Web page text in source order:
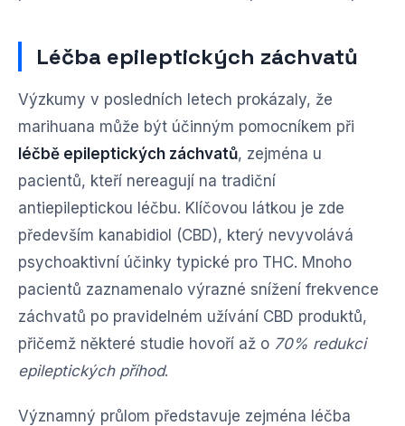
Léčba epileptických záchvatů
Výzkumy v posledních letech prokázaly, že
marihuana může být účinným pomocníkem při
léčbě epileptických záchvatů, zejména u
pacientů, kteří nereagují na tradiční
antiepileptickou léčbu. Klíčovou látkou je zde
především kanabidiol (CBD), který nevyvolává
psychoaktivní účinky typické pro THC. Mnoho
pacientů zaznamenalo výrazné snížení frekvence
záchvatů po pravidelném užívání CBD produktů,
přičemž některé studie hovoří až o 70% redukci
epileptických příhod.
Významný průlom představuje zejména léčba